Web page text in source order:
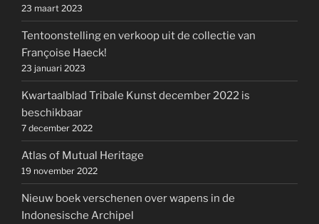
23 maart 2023
Tentoonstelling en verkoop uit de collectie van
Françoise Haeck!
23 januari 2023
Kwartaalblad Tribale Kunst december 2022 is
beschikbaar
7 december 2022
Atlas of Mutual Heritage
19 november 2022
Nieuw boek verschenen over wapens in de
Indonesische Archipel